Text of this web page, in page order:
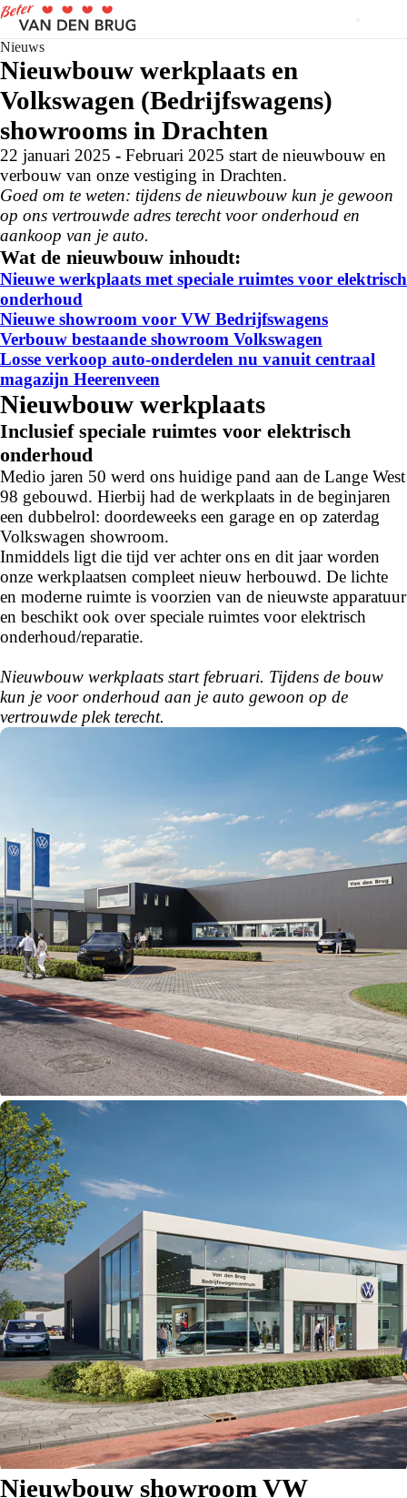
Nieuws
Nieuwbouw werkplaats en
Volkswagen (Bedrijfswagens)
showrooms in Drachten
22 januari 2025 - Februari 2025 start de nieuwbouw en
verbouw van onze vestiging in Drachten.
Goed om te weten: tijdens de nieuwbouw kun je gewoon
op ons vertrouwde adres terecht voor onderhoud en
aankoop van je auto.
Wat de nieuwbouw inhoudt:
Nieuwe werkplaats met speciale ruimtes voor elektrisch
onderhoud
Nieuwe showroom voor VW Bedrijfswagens
Verbouw bestaande showroom Volkswagen
Losse verkoop auto-onderdelen nu vanuit centraal
magazijn Heerenveen
Nieuwbouw werkplaats
Inclusief speciale ruimtes voor elektrisch
onderhoud
Medio jaren 50 werd ons huidige pand aan de Lange West
98 gebouwd. Hierbij had de werkplaats in de beginjaren
een dubbelrol: doordeweeks een garage en op zaterdag
Volkswagen showroom.
Inmiddels ligt die tijd ver achter ons en dit jaar worden
onze werkplaatsen compleet nieuw herbouwd. De lichte
en moderne ruimte is voorzien van de nieuwste apparatuur
en beschikt ook over speciale ruimtes voor elektrisch
onderhoud/reparatie.
Nieuwbouw werkplaats start februari. Tijdens de bouw
kun je voor onderhoud aan je auto gewoon op de
vertrouwde plek terecht.
Nieuwbouw showroom VW